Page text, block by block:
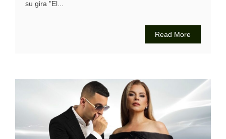
su gira "El...
Read More